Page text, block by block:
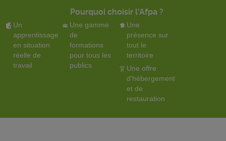
Pourquoi choisir l'Afpa ?
Un
apprentissage
en situation
réelle de
travail
Une gamme
de
formations
pour tous les
publics
Une
présence sur
tout le
territoire
Une offre
d'hébergement
et de
restauration